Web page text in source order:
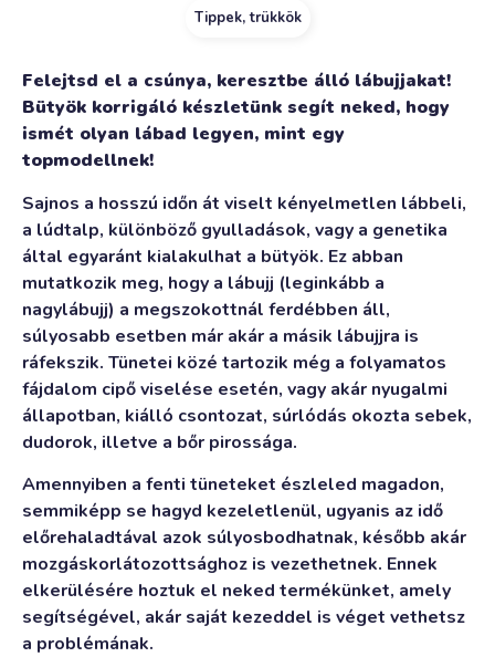
Tippek, trükkök
Felejtsd el a csúnya, keresztbe álló lábujjakat!
Bütyök korrigáló készletünk segít neked, hogy
ismét olyan lábad legyen, mint egy
topmodellnek!
Sajnos a hosszú időn át viselt kényelmetlen lábbeli,
a lúdtalp, különböző gyulladások, vagy a genetika
által egyaránt kialakulhat a bütyök. Ez abban
mutatkozik meg, hogy a lábujj (leginkább a
nagylábujj) a megszokottnál ferdébben áll,
súlyosabb esetben már akár a másik lábujjra is
ráfekszik. Tünetei közé tartozik még a folyamatos
fájdalom cipő viselése esetén, vagy akár nyugalmi
állapotban, kiálló csontozat, súrlódás okozta sebek,
dudorok, illetve a bőr pirossága.
Amennyiben a fenti tüneteket észleled magadon,
semmiképp se hagyd kezeletlenül, ugyanis az idő
előrehaladtával azok súlyosbodhatnak, később akár
mozgáskorlátozottsághoz is vezethetnek. Ennek
elkerülésére hoztuk el neked termékünket, amely
segítségével, akár saját kezeddel is véget vethetsz
a problémának.